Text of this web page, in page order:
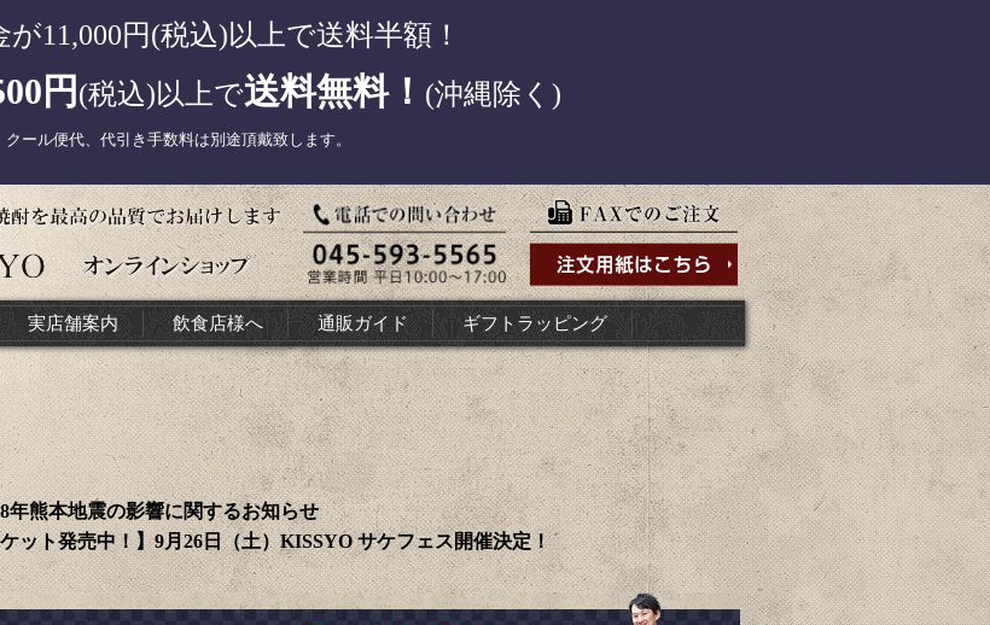
が11,000円(税込)以上で送料半額！
円 (税込)以上で送料無料！ (沖縄除く)
クール便代、代引き手数料は別途頂戴致します。
実店舗案内 飲食店様へ 通販ガイド ギフトラッピング
年熊本地震の影響に関するお知らせ
ット発売中！】9月26日（土）KISSYO サケフェス開催決定！